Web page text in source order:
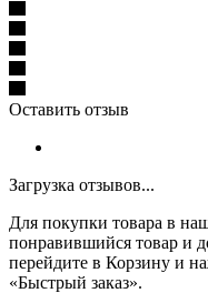
Оставить отзыв
Загрузка отзывов...
Для покупки товара в
понравившийся товар и
перейдите в Корзину и
«Быстрый заказ».